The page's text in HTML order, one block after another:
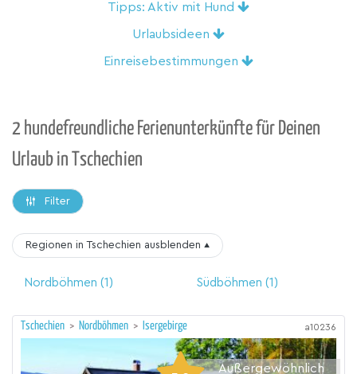
Tipps: Aktiv mit Hund
Urlaubsideen
Einreisebestimmungen
2 hundefreundliche Ferienunterkünfte für Deinen
Urlaub in Tschechien
Filter
Regionen in Tschechien ausblenden ▴
Nordböhmen (1) Südböhmen (1)
Tschechien > Nordböhmen > Isergebirge a10236
Außergewöhnlich